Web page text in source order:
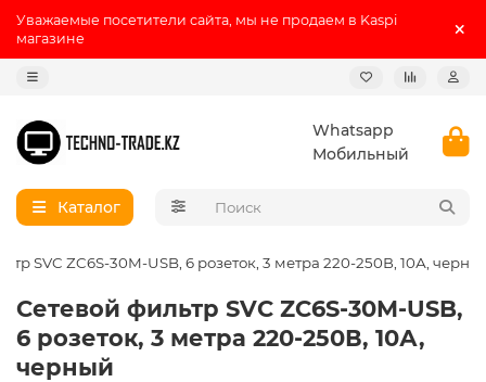
Уважаемые посетители сайта, мы не продаем в Kaspi
магазине
Whatsapp
Мобильный
Каталог
SVC ZC6S-30M-USB, 6 розеток, 3 метра 220-250В, 10А,
Сетевой фильтр SVC ZC6S-30M-USB,
6 розеток, 3 метра 220-250В, 10А,
черный